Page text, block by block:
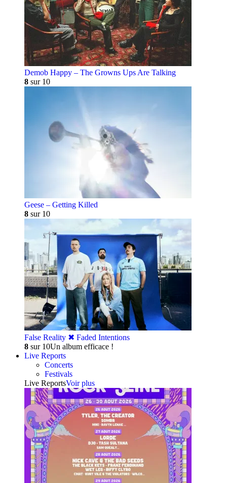
Demob Happy – The Growns Ups Are Talking
8 sur 10
Geese – Getting Killed
8 sur 10
False Reality ✖︎ Faded Intentions
8 sur 10Un album efficace !
Live Reports
Concerts
Festivals
Live ReportsVoir plus